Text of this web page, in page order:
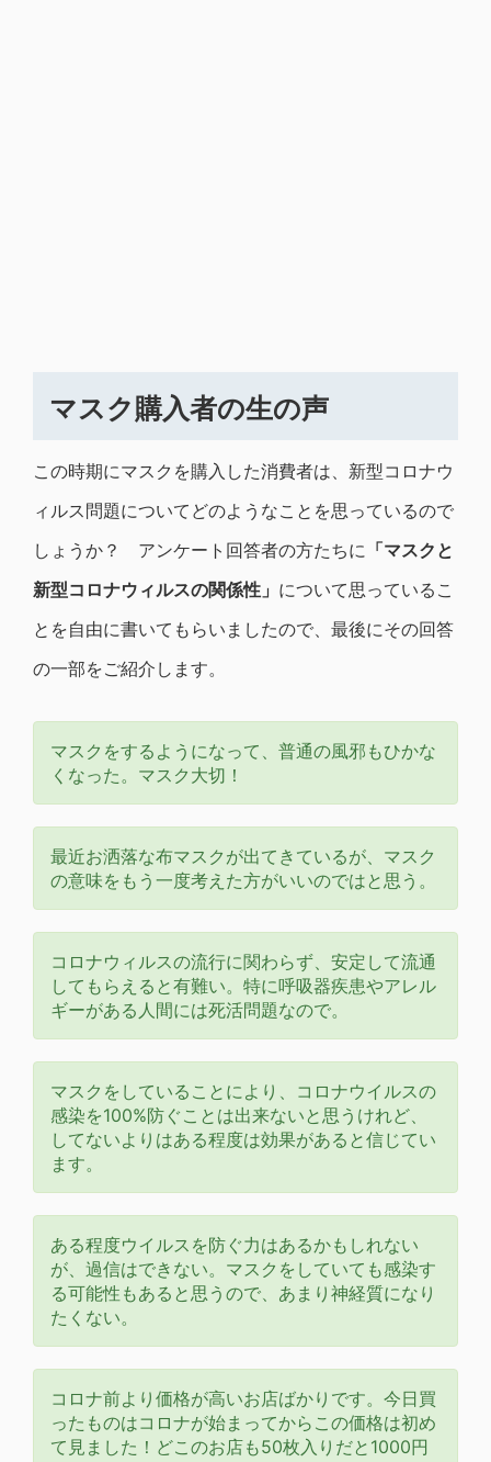
マスク購入者の生の声
この時期にマスクを購入した消費者は、新型コロナウ
ィルス問題についてどのようなことを思っているので
しょうか？ アンケート回答者の方たちに 「マスクと
新型コロナウィルスの関係性」 について思っているこ
とを自由に書いてもらいましたので、最後にその回答
の一部をご紹介します。
マスクをするようになって、普通の風邪もひかな
くなった。マスク大切！
最近お洒落な布マスクが出てきているが、マスク
の意味をもう一度考えた方がいいのではと思う。
コロナウィルスの流行に関わらず、安定して流通
してもらえると有難い。特に呼吸器疾患やアレル
ギーがある人間には死活問題なので。
マスクをしていることにより、コロナウイルスの
感染を100%防ぐことは出来ないと思うけれど、
してないよりはある程度は効果があると信じてい
ます。
ある程度ウイルスを防ぐ力はあるかもしれない
が、過信はできない。マスクをしていても感染す
る可能性もあると思うので、あまり神経質になり
たくない。
コロナ前より価格が高いお店ばかりです。今日買
ったものはコロナが始まってからこの価格は初め
て見ました！どこのお店も50枚入りだと1000円